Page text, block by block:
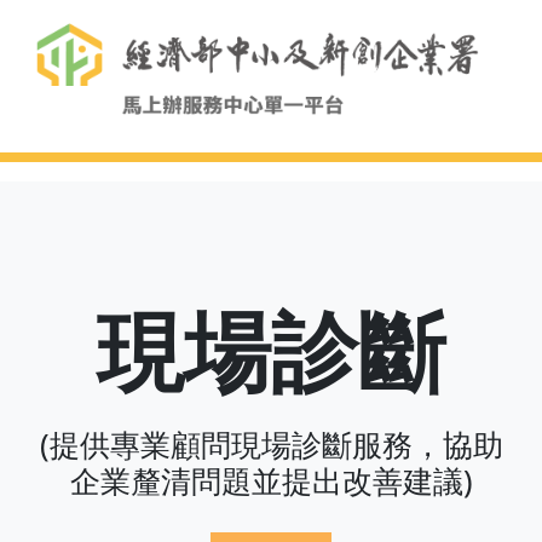
現場診斷
(提供專業顧問現場診斷服務，協助
企業釐清問題並提出改善建議)